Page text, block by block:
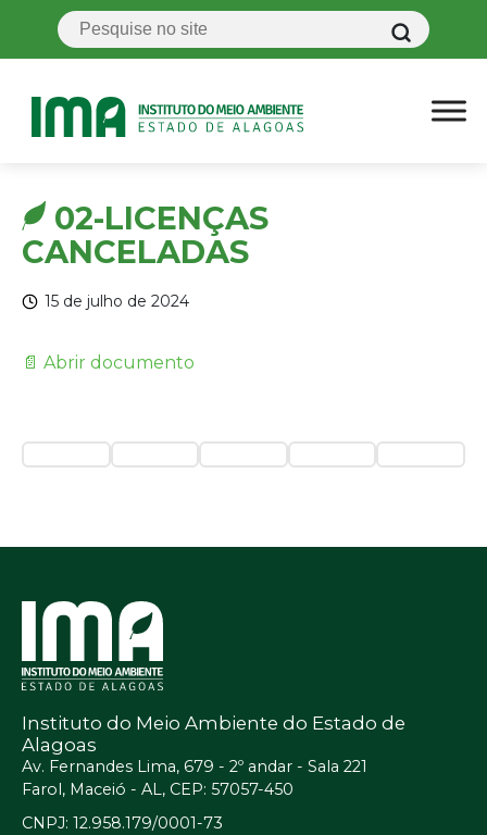
02-LICENÇAS
CANCELADAS
15 de julho de 2024
📄 Abrir documento
Instituto do Meio Ambiente do Estado de
Alagoas
Av. Fernandes Lima, 679 - 2º andar - Sala 221
Farol, Maceió - AL, CEP: 57057-450
CNPJ: 12.958.179/0001-73